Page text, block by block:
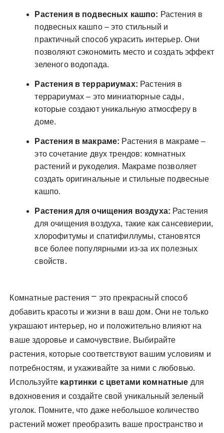
Растения в подвесных кашпо: Растения в
подвесных кашпо – это стильный и
практичный способ украсить интерьер. Они
позволяют сэкономить место и создать эффект
зеленого водопада.
Растения в террариумах: Растения в
террариумах – это миниатюрные сады,
которые создают уникальную атмосферу в
доме.
Растения в макраме: Растения в макраме –
это сочетание двух трендов: комнатных
растений и рукоделия. Макраме позволяет
создать оригинальные и стильные подвесные
кашпо.
Растения для очищения воздуха: Растения
для очищения воздуха, такие как сансевиерии,
хлорофитумы и спатифиллумы, становятся
все более популярными из-за их полезных
свойств.
Комнатные растения ⎻ это прекрасный способ
добавить красоты и жизни в ваш дом. Они не только
украшают интерьер, но и положительно влияют на
ваше здоровье и самочувствие. Выбирайте
растения, которые соответствуют вашим условиям и
потребностям, и ухаживайте за ними с любовью.
Используйте картинки с цветами комнатные для
вдохновения и создайте свой уникальный зеленый
уголок. Помните, что даже небольшое количество
растений может преобразить ваше пространство и